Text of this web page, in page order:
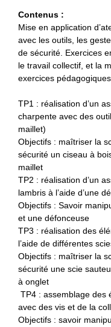
Contenus :
Mise en application
avec les outils, les
de sécurité. Exercices
le travail collectif, et la
exercices pédagogiques.
TP1 : réalisation d’un
charpente avec des
maillet)
Objectifs : maîtriser la
sécurité un ciseau à
maillet
TP2 : réalisation d’un
lambris à l’aide d’une
Objectifs : Savoir
et une défonceuse
TP3 : réalisation des
l’aide de différentes
Objectifs : maîtriser la
sécurité une scie
à onglet
TP4 : assemblage des
avec des vis et de la
Objectifs : savoir